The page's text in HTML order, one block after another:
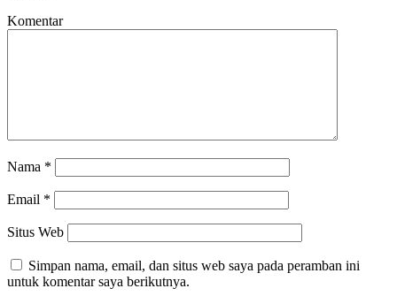
Komentar
Nama *
Email *
Situs Web
Simpan nama, email, dan situs web saya pada peramban ini
untuk komentar saya berikutnya.